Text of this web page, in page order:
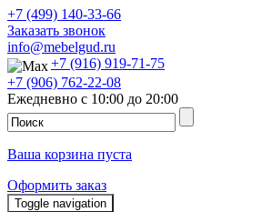
+7 (499) 140-33-66
Заказать звонок
info@mebelgud.ru
+7 (916) 919-71-75
+7 (906) 762-22-08
Ежедневно с 10:00 до 20:00
Ваша корзина пуста
Оформить заказ
Toggle navigation